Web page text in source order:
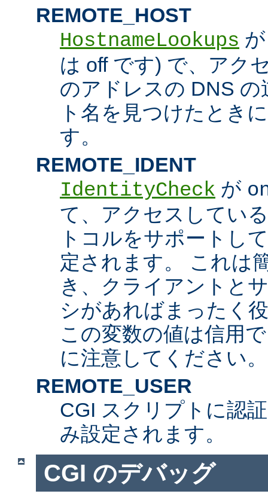
REMOTE_HOST
HostnameLookups
は off です) で、アク
のアドレスの DNS
ト名を見つけたとき
す。
REMOTE_IDENT
IdentityCheck が
て、アクセスしてい
トコルをサポートし
定されます。 これは
き、クライアントと
シがあればまったく
この変数の値は信用
に注意してください。
REMOTE_USER
CGI スクリプトに認
み設定されます。
CGI のデバッグ